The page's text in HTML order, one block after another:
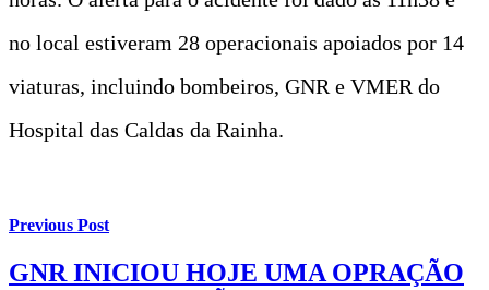
no local estiveram 28 operacionais apoiados por 14
viaturas, incluindo bombeiros, GNR e VMER do
Hospital das Caldas da Rainha.
Previous Post
GNR INICIOU HOJE UMA OPRAÇÃO